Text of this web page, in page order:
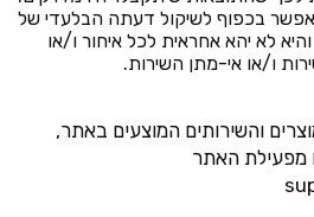
בכפוף לשיקול דעתה הבלעדי של
לא יהא אחראית לכל איחור ו/או
ו/או אי-מתן השירות.
והשירותים המוצעים באתר,
מפעילת האתר